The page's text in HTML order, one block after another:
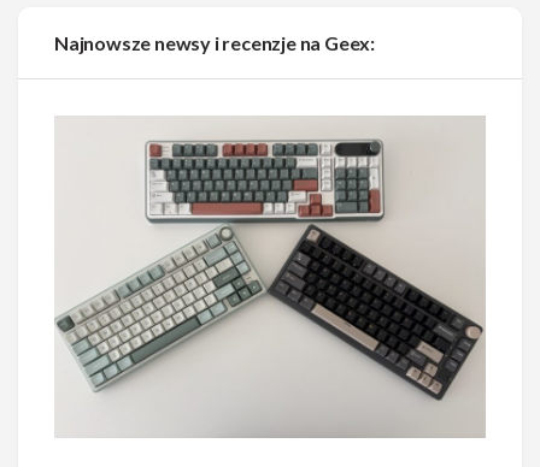
Najnowsze newsy i recenzje na Geex: